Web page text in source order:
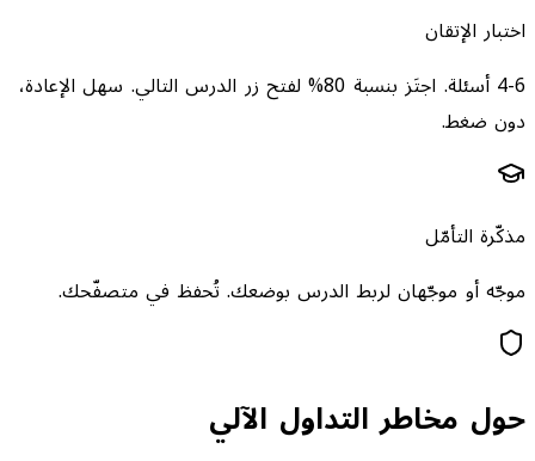
اختبار الإتقان
4-6 أسئلة. اجتَز بنسبة 80% لفتح زر الدرس التالي. سهل الإعادة،
دون ضغط.
مذكّرة التأمّل
موجّه أو موجّهان لربط الدرس بوضعك. تُحفظ في متصفّحك.
حول مخاطر التداول الآلي